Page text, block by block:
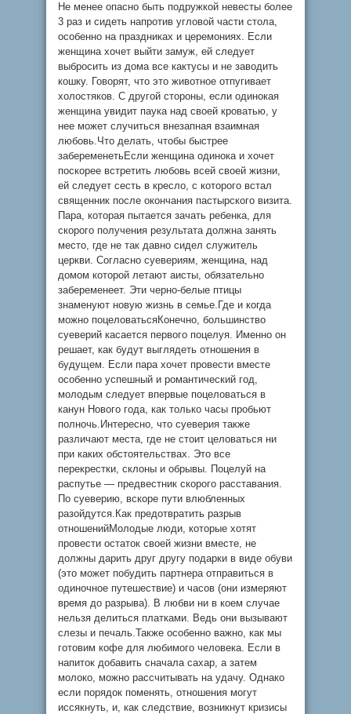
Не менее опасно быть подружкой невесты более
3 раз и сидеть напротив угловой части стола,
особенно на праздниках и церемониях. Если
женщина хочет выйти замуж, ей следует
выбросить из дома все кактусы и не заводить
кошку. Говорят, что это животное отпугивает
холостяков. С другой стороны, если одинокая
женщина увидит паука над своей кроватью, у
нее может случиться внезапная взаимная
любовь.Что делать, чтобы быстрее
забеременетьЕсли женщина одинока и хочет
поскорее встретить любовь всей своей жизни,
ей следует сесть в кресло, с которого встал
священник после окончания пастырского визита.
Пара, которая пытается зачать ребенка, для
скорого получения результата должна занять
место, где не так давно сидел служитель
церкви. Согласно суевериям, женщина, над
домом которой летают аисты, обязательно
забеременеет. Эти черно-белые птицы
знаменуют новую жизнь в семье.Где и когда
можно поцеловатьсяКонечно, большинство
суеверий касается первого поцелуя. Именно он
решает, как будут выглядеть отношения в
будущем. Если пара хочет провести вместе
особенно успешный и романтический год,
молодым следует впервые поцеловаться в
канун Нового года, как только часы пробьют
полночь.Интересно, что суеверия также
различают места, где не стоит целоваться ни
при каких обстоятельствах. Это все
перекрестки, склоны и обрывы. Поцелуй на
распутье — предвестник скорого расставания.
По суеверию, вскоре пути влюбленных
разойдутся.Как предотвратить разрыв
отношенийМолодые люди, которые хотят
провести остаток своей жизни вместе, не
должны дарить друг другу подарки в виде обуви
(это может побудить партнера отправиться в
одиночное путешествие) и часов (они измеряют
время до разрыва). В любви ни в коем случае
нельзя делиться платками. Ведь они вызывают
слезы и печаль.Также особенно важно, как мы
готовим кофе для любимого человека. Если в
напиток добавить сначала сахар, а затем
молоко, можно рассчитывать на удачу. Однако
если порядок поменять, отношения могут
иссякнуть, и, как следствие, возникнут кризисы